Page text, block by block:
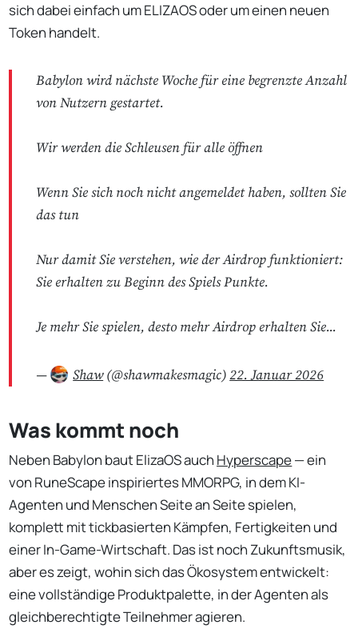
sich dabei einfach um ELIZAOS oder um einen neuen
Token handelt.
Babylon wird nächste Woche für eine begrenzte Anzahl
von Nutzern gestartet.
Wir werden die Schleusen für alle öffnen
Wenn Sie sich noch nicht angemeldet haben, sollten Sie
das tun
Nur damit Sie verstehen, wie der Airdrop funktioniert:
Sie erhalten zu Beginn des Spiels Punkte.
Je mehr Sie spielen, desto mehr Airdrop erhalten Sie...
— Shaw(@shawmakesmagic)22. Januar 2026
Was kommt noch
Neben Babylon baut ElizaOS auch Hyperscape— ein
von RuneScape inspiriertes MMORPG, in dem KI-
Agenten und Menschen Seite an Seite spielen,
komplett mit tickbasierten Kämpfen, Fertigkeiten und
einer In-Game-Wirtschaft. Das ist noch Zukunftsmusik,
aber es zeigt, wohin sich das Ökosystem entwickelt:
eine vollständige Produktpalette, in der Agenten als
gleichberechtigte Teilnehmer agieren.